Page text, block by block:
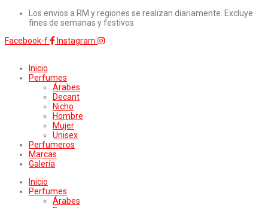
Los envios a RM y regiones se realizan diariamente. Excluye
fines de semanas y festivos
Facebook-f
Instagram
Inicio
Perfumes
Árabes
Decant
Nicho
Hombre
Mujer
Unisex
Perfumeros
Marcas
Galería
Inicio
Perfumes
Árabes